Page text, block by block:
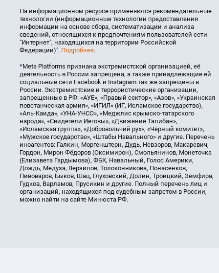
На информационном ресурсе применяются рекомендательные
технологии (информационные технологии предоставления
информации на основе сбора, систематизации и анализа
сведений, относящихся к предпочтениям пользователей сети
"Интернет", находящихся на территории Российской
Федерации)". Подробнее.
*Meta Platforms признана экстремистской организацией, её
деятельность в России запрещена, а также принадлежащие ей
социальные сети Facebook и Instagram так же запрещены в
России. Экстремистские и террористические организации,
запрещенные в РФ: «АУЕ», «Правый сектор», «Азов», «Украинская
повстанческая армия», «ИГИЛ» (ИГ, Исламское государство),
«Аль-Каида», «УНА-УНСО», «Меджлис крымско-татарского
народа», «Свидетели Иеговы», «Движение Талибан»,
«Исламская группа», «Добровольчий рух», «Чёрный комитет»,
«Мужское государство», «Штабы Навального» и другие. Перечень
иноагентов: Галкин, Моргенштерн, Дудь, Невзоров, Макаревич,
Гордон, Мирон Фёдоров (Оксимирон), Смольянинов, Монеточка
(Елизавета Гардымова), ФБК, Навальный, Голос Америки,
Дождь, Медуза, Верзилов, Толоконникова, Понасенков,
Пивоваров, Быков, Шац, Глуховский, Долин, Троицкий, Земфира,
Гудков, Варламов, Прусикин и другие. Полный перечень лиц и
организаций, находящихся под судебным запретом в России,
можно найти на сайте Минюста РФ.